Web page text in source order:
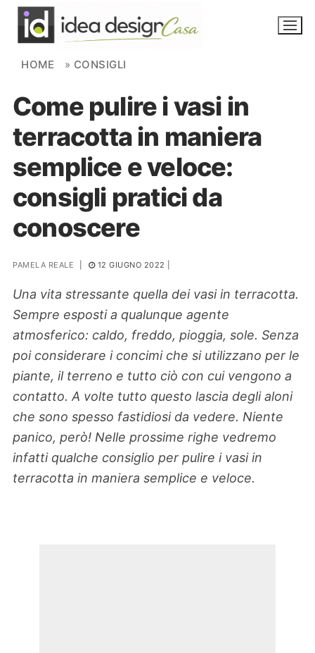
Skip to content
NOVITÀ
AMBIENTI
FAI DA TE
PIANTE
Ortaggio
HOME » CONSIGLI
Come pulire i vasi in
terracotta in maniera
semplice e veloce:
consigli pratici da
conoscere
PAMELA REALE 12 GIUGNO 2022
Una vita stressante quella dei vasi in terracotta.
Sempre esposti a qualunque agente
atmosferico: caldo, freddo, pioggia, sole. Senza
poi considerare i concimi che si utilizzano per le
piante, il terreno e tutto ciò con cui vengono a
contatto. A volte tutto questo lascia degli aloni
che sono spesso fastidiosi da vedere. Niente
panico, però! Nelle prossime righe vedremo
infatti qualche consiglio per pulire i vasi in
terracotta in maniera semplice e veloce.